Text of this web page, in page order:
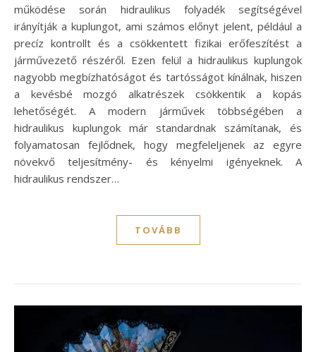
működése során hidraulikus folyadék segítségével
irányítják a kuplungot, ami számos előnyt jelent, például a
precíz kontrollt és a csökkentett fizikai erőfeszítést a
járművezető részéről. Ezen felül a hidraulikus kuplungok
nagyobb megbízhatóságot és tartósságot kínálnak, hiszen
a kevésbé mozgó alkatrészek csökkentik a kopás
lehetőségét. A modern járművek többségében a
hidraulikus kuplungok már standardnak számítanak, és
folyamatosan fejlődnek, hogy megfeleljenek az egyre
növekvő teljesítmény- és kényelmi igényeknek. A
hidraulikus rendszer…
TOVÁBB